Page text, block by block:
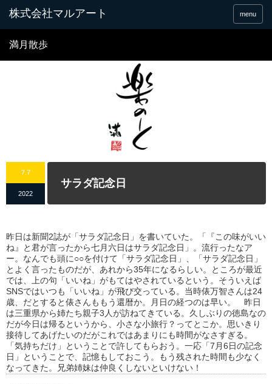
menu
満月散歩
7.7
2022
サラダ記念日
昨日は新聞2誌が「サラダ記念日」を書いていた。「『この味がいい
ね』と君が言ったから七月六日はサラダ記念日」。流行ったなア
ー。なんでも頭に○○を付けて「サラダ記念日」、「サラダ記念日」
とよく言ったものだが、あれから35年になるらしい。ところが最近
では、上の句「いいね」がもてはやされているという。そういえば
SNSではいつも「いいね」が飛び交っている。当時俵万智さんは24
歳、だとすると俵さんももう還暦か。月日の経つのは早い。 昨日
は三重県から姉たち親子3人が訪ねてきている。久しぶりの徳島なの
だが今日は帰るというから、小さな小旅行？ってとこか。思いきり
接待してあげたいのだがこれではあまりにも時間がなさすぎる。
「気持ちだけ」ということで許してもらおう。一応「7月6日の記念
日」ということで、記憶もしておこう。もう残された時間も少なく
なってきた。兄弟姉妹は仲良くしないといけない！